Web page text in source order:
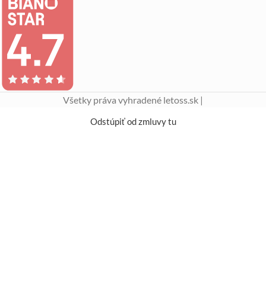
Všetky práva vyhradené letoss.sk |
Odstúpiť od zmluvy tu